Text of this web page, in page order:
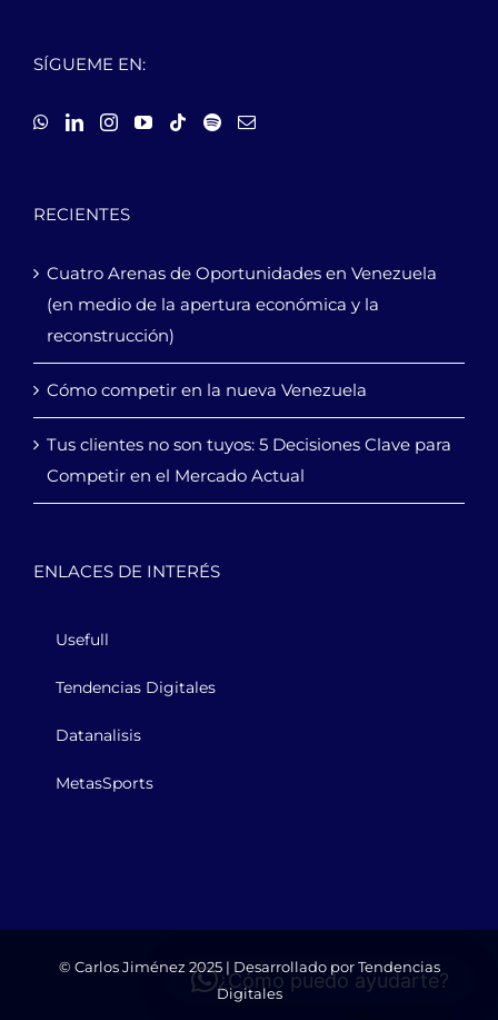
SÍGUEME EN:
RECIENTES
Cuatro Arenas de Oportunidades en Venezuela
(en medio de la apertura económica y la
reconstrucción)
Cómo competir en la nueva Venezuela
Tus clientes no son tuyos: 5 Decisiones Clave para
Competir en el Mercado Actual
ENLACES DE INTERÉS
Usefull
Tendencias Digitales
Datanalisis
MetasSports
© Carlos Jiménez 2025 | Desarrollado porTendencias
Digitales
¿Cómo puedo ayudarte?